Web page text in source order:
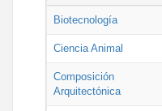
Biotecnología
Ciencia Animal
Composición
Arquitectónica